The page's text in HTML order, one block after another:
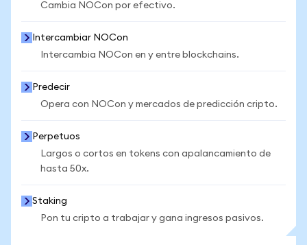
Cambia NOCon por efectivo.
Intercambiar NOCon
Intercambia NOCon en y entre blockchains.
Predecir
Opera con NOCon y mercados de predicción cripto.
Perpetuos
Largos o cortos en tokens con apalancamiento de
hasta 50x.
Staking
Pon tu cripto a trabajar y gana ingresos pasivos.